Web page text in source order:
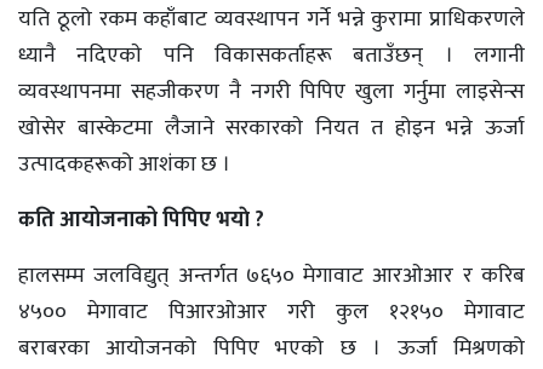
यति ठूलो रकम कहाँबाट व्यवस्थापन गर्ने भन्ने कुरामा प्राधिकरणले
ध्यानै नदिएकाे पनि विकासकर्ताहरू बताउँछन् । लगानी
व्यवस्थापनमा सहजीकरण नै नगरी पिपिए खुला गर्नुमा लाइसेन्स
खोसेर बास्केटमा लैजाने सरकारकाे नियत त होइन भन्ने ऊर्जा
उत्पादकहरूको आशंका छ ।
कति आयोजनाको पिपिए भयाे ?
हालसम्म जलविद्युत् अन्तर्गत ७६५० मेगावाट आरओआर र करिब
४५०० मेगावाट पिआरओआर गरी कुल १२१५० मेगावाट
बराबरका आयोजनको पिपिए भएको छ । ऊर्जा मिश्रणको